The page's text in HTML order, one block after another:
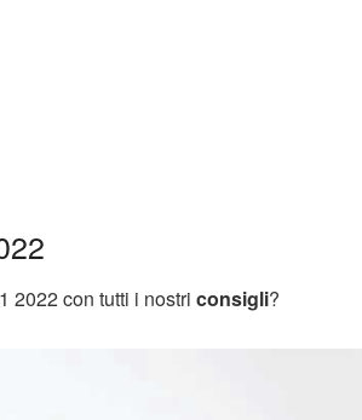
2022 con tutti i nostri consigli?